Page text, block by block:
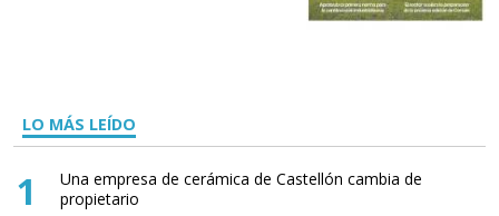
LO MÁS LEÍDO
1
Una empresa de cerámica de Castellón cambia de
propietario